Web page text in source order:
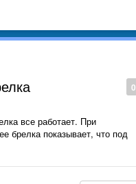
0
все работает. При
брелка показывает, что под